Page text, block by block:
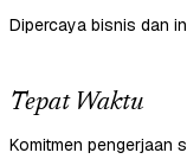
Dipercaya bisnis dan
Tepat Waktu
Komitmen pengerjaan